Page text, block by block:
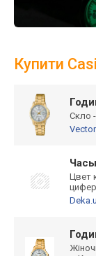
Купити
Скло
Цвет